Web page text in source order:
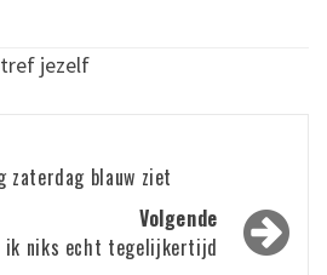
jezelf
zaterdag blauw ziet
Volgende
ik niks echt tegelijkertijd